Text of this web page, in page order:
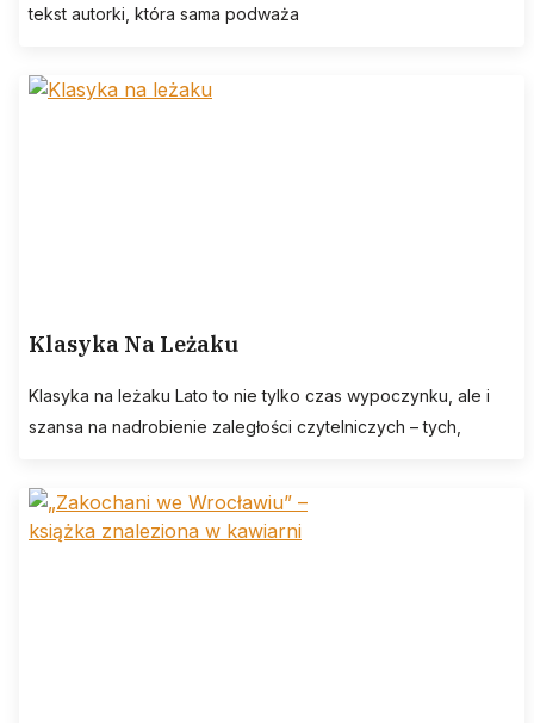
tekst autorki, która sama podważa
Klasyka Na Leżaku
Klasyka na leżaku Lato to nie tylko czas wypoczynku, ale i
szansa na nadrobienie zaległości czytelniczych – tych,